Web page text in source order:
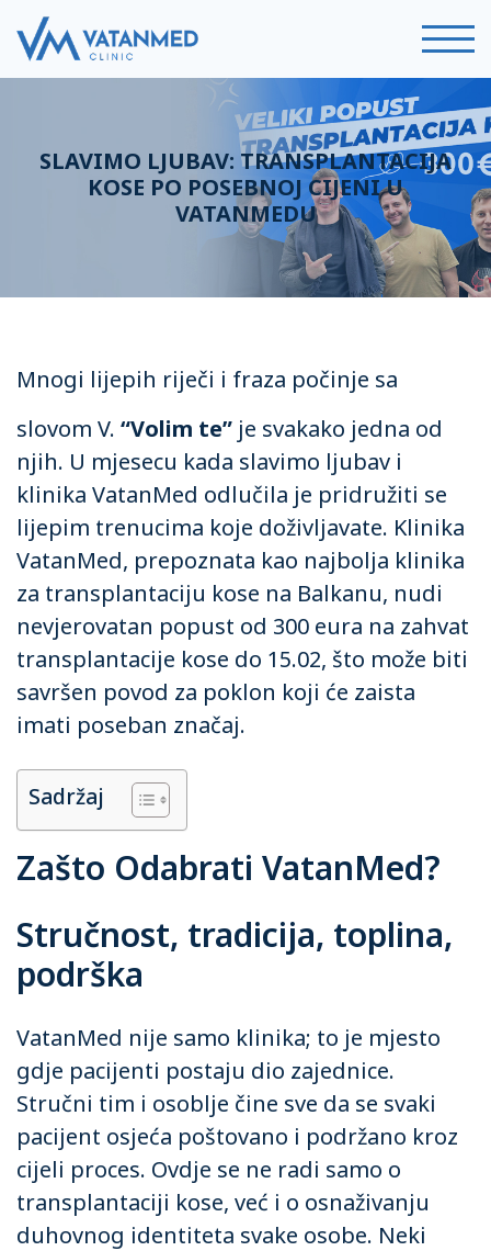
SLAVIMO LJUBAV: TRANSPLANTACIJA
KOSE PO POSEBNOJ CIJENI U
VATANMEDU
Mnogi lijepih riječi i fraza počinje sa
slovom V. “Volim te” je svakako jedna od
njih. U mjesecu kada slavimo ljubav i
klinika VatanMed odlučila je pridružiti se
lijepim trenucima koje doživljavate. Klinika
VatanMed, prepoznata kao najbolja klinika
za transplantaciju kose na Balkanu, nudi
nevjerovatan popust od 300 eura na zahvat
transplantacije kose do 15.02, što može biti
savršen povod za poklon koji će zaista
imati poseban značaj.
Sadržaj
Zašto Odabrati VatanMed?
Stručnost, tradicija, toplina,
podrška
VatanMed nije samo klinika; to je mjesto
gdje pacijenti postaju dio zajednice.
Stručni tim i osoblje čine sve da se svaki
pacijent osjeća poštovano i podržano kroz
cijeli proces. Ovdje se ne radi samo o
transplantaciji kose, već i o osnaživanju
duhovnog identiteta svake osobe. Neki